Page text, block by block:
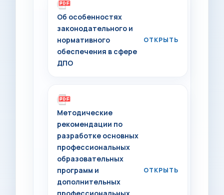
Об особенностях
законодательного и
нормативного
обеспечения в сфере
ДПО
Методические
рекомендации по
разработке основных
профессиональных
образовательных
программ и
дополнительных